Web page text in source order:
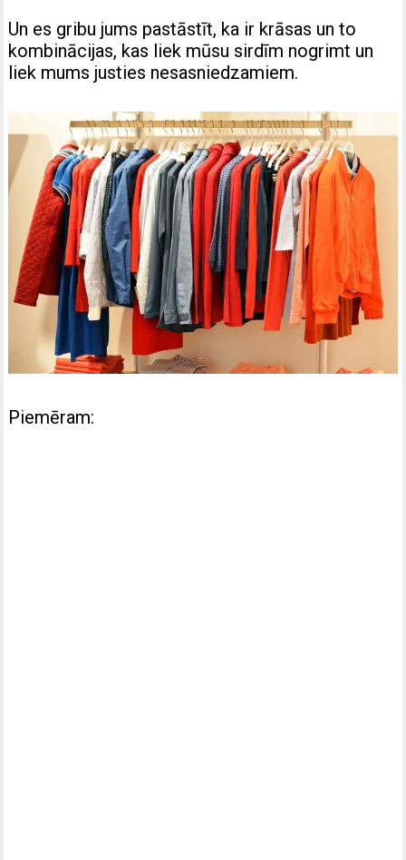
Un es gribu jums pastāstīt, ka ir krāsas un to
kombinācijas, kas liek mūsu sirdīm nogrimt un
liek mums justies nesasniedzamiem.
Piemēram: